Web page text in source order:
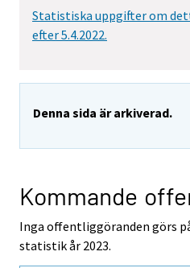
Statistiska uppgifter om
efter 5.4.2022.
Denna sida är arkiverad.
Kommande
Inga offentliggöranden görs
statistik år 2023.